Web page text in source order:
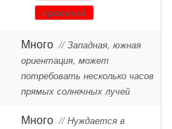
красный
Много // Западная, южная
ориентация, может
потребовать несколько часов
прямых солнечных лучей
Много // Нуждается в